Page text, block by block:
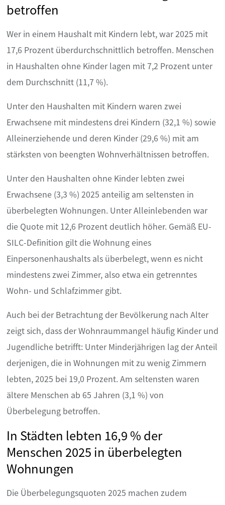
betroffen
Wer in einem Haushalt mit Kindern lebt, war 2025 mit
17,6 Prozent überdurchschnittlich betroffen. Menschen
in Haushalten ohne Kinder lagen mit 7,2 Prozent unter
dem Durchschnitt (11,7 %).
Unter den Haushalten mit Kindern waren zwei
Erwachsene mit mindestens drei Kindern (32,1 %) sowie
Alleinerziehende und deren Kinder (29,6 %) mit am
stärksten von beengten Wohnverhältnissen betroffen.
Unter den Haushalten ohne Kinder lebten zwei
Erwachsene (3,3 %) 2025 anteilig am seltensten in
überbelegten Wohnungen. Unter Alleinlebenden war
die Quote mit 12,6 Prozent deutlich höher. Gemäß EU-
SILC-Definition gilt die Wohnung eines
Einpersonenhaushalts als überbelegt, wenn es nicht
mindestens zwei Zimmer, also etwa ein getrenntes
Wohn- und Schlafzimmer gibt.
Auch bei der Betrachtung der Bevölkerung nach Alter
zeigt sich, dass der Wohnraummangel häufig Kinder und
Jugendliche betrifft: Unter Minderjährigen lag der Anteil
derjenigen, die in Wohnungen mit zu wenig Zimmern
lebten, 2025 bei 19,0 Prozent. Am seltensten waren
ältere Menschen ab 65 Jahren (3,1 %) von
Überbelegung betroffen.
In Städten lebten 16,9 % der
Menschen 2025 in überbelegten
Wohnungen
Die Überbelegungsquoten 2025 machen zudem